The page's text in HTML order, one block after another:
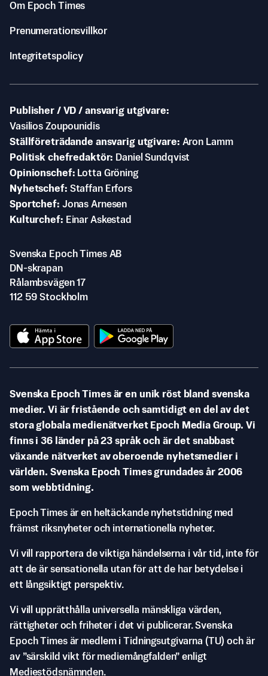
Om Epoch Times
Prenumerationsvillkor
Integritetspolicy
Publisher / VD / ansvarig utgivare
Vasilios Zoupounidis
Ställföreträdande ansvarig utgivare Aron Lamm
Politisk chefredaktör
Daniel Sundqvist
Opinionschef
Lotta Gröning
Nyhetschef Staffan Erfors
Sportchef Jonas Arnesen
Kulturchef
Einar Askestad
Svenska Epoch Times AB
DN-skrapan
Rålambsvägen 17
112 59 Stockholm
Svenska Epoch Times är en unik röst bland svenska
medier. Vi är fristående och samtidigt en del av det
stora globala medienätverket Epoch Media Group. Vi
finns i 36 länder på 23 språk och är det snabbast
växande nätverket av oberoende nyhetsmedier i
världen. Svenska Epoch Times grundades år 2006
som webbtidning.
Epoch Times är en heltäckande nyhetstidning med
främst riksnyheter och internationella nyheter.
Vi vill rapportera de viktiga händelserna i vår tid, inte för
att de är sensationella utan för att de har betydelse i
ett långsiktigt perspektiv.
Vi vill upprätthålla universella mänskliga värden,
rättigheter och friheter i det vi publicerar. Svenska
Epoch Times är medlem i Tidningsutgivarna (TU) och är
av ”särskild vikt för mediemångfalden” enligt
Mediestödsnämnden.